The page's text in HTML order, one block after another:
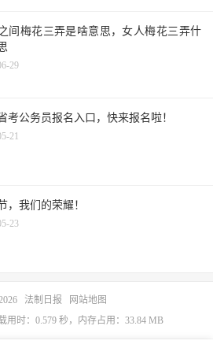
间梅花三弄是啥意思，女人梅花三弄什
29
考公务员报名入口，快来报名啦！
21
，我们的荣耀！
23
法制日报
网站地图
用时：0.579 秒，内存占用：33.84 MB